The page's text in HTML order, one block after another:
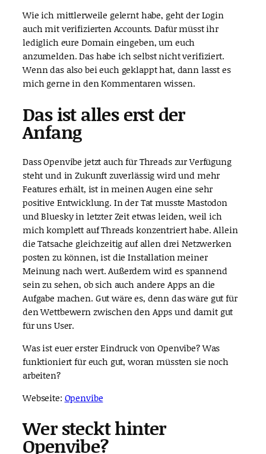
Wie ich mittlerweile gelernt habe, geht der Login
auch mit verifizierten Accounts. Dafür müsst ihr
lediglich eure Domain eingeben, um euch
anzumelden. Das habe ich selbst nicht verifiziert.
Wenn das also bei euch geklappt hat, dann lasst es
mich gerne in den Kommentaren wissen.
Das ist alles erst der
Anfang
Dass Openvibe jetzt auch für Threads zur Verfügung
steht und in Zukunft zuverlässig wird und mehr
Features erhält, ist in meinen Augen eine sehr
positive Entwicklung. In der Tat musste Mastodon
und Bluesky in letzter Zeit etwas leiden, weil ich
mich komplett auf Threads konzentriert habe. Allein
die Tatsache gleichzeitig auf allen drei Netzwerken
posten zu können, ist die Installation meiner
Meinung nach wert. Außerdem wird es spannend
sein zu sehen, ob sich auch andere Apps an die
Aufgabe machen. Gut wäre es, denn das wäre gut für
den Wettbewern zwischen den Apps und damit gut
für uns User.
Was ist euer erster Eindruck von Openvibe? Was
funktioniert für euch gut, woran müssten sie noch
arbeiten?
Webseite: Openvibe
Wer steckt hinter
Openvibe?